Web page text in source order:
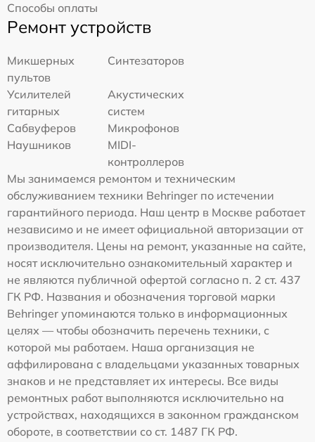
Способы оплаты
Ремонт устройств
Микшерных
пультов
Синтезаторов
Усилителей
гитарных
Акустических
систем
Сабвуферов
Микрофонов
Наушников
MIDI-
контроллеров
Мы занимаемся ремонтом и техническим
обслуживанием техники Behringer по истечении
гарантийного периода. Наш центр в Москве работает
независимо и не имеет официальной авторизации от
производителя. Цены на ремонт, указанные на сайте,
носят исключительно ознакомительный характер и
не являются публичной офертой согласно п. 2 ст. 437
ГК РФ. Названия и обозначения торговой марки
Behringer упоминаются только в информационных
целях — чтобы обозначить перечень техники, с
которой мы работаем. Наша организация не
аффилирована с владельцами указанных товарных
знаков и не представляет их интересы. Все виды
ремонтных работ выполняются исключительно на
устройствах, находящихся в законном гражданском
обороте, в соответствии со ст. 1487 ГК РФ.